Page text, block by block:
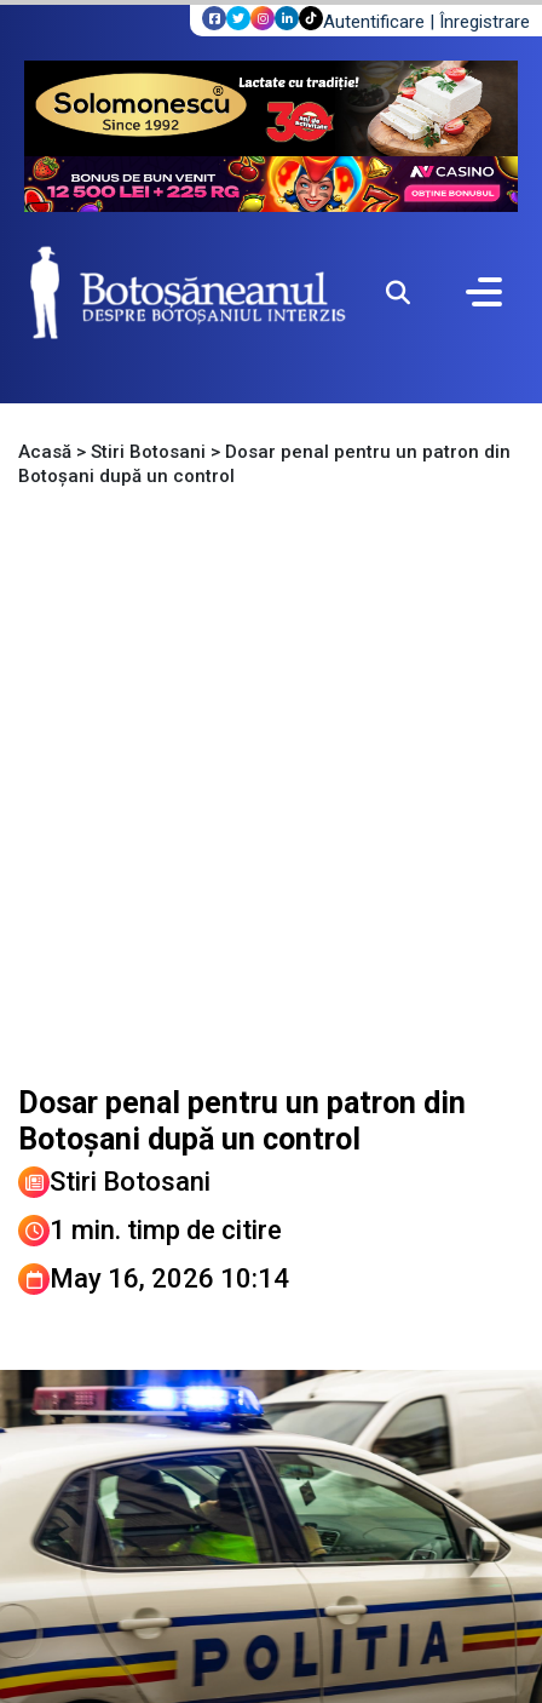
Autentificare | Înregistrare
Acasă > Stiri Botosani > Dosar penal pentru un patron din
Botoșani după un control
Dosar penal pentru un patron din
Botoșani după un control
Stiri Botosani
1 min. timp de citire
May 16, 2026 10:14